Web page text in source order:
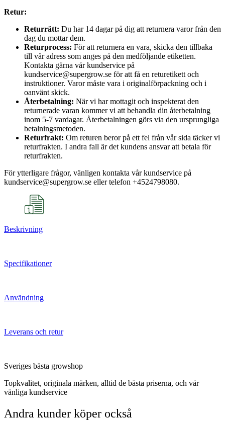
Retur:
Returrätt: Du har 14 dagar på dig att returnera varor från den
dag du mottar dem.
Returprocess: För att returnera en vara, skicka den tillbaka
till vår adress som anges på den medföljande etiketten.
Kontakta gärna vår kundservice på
kundservice@supergrow.se för att få en returetikett och
instruktioner. Varor måste vara i originalförpackning och i
oanvänt skick.
Återbetalning: När vi har mottagit och inspekterat den
returnerade varan kommer vi att behandla din återbetalning
inom 5-7 vardagar. Återbetalningen görs via den ursprungliga
betalningsmetoden.
Returfrakt: Om returen beror på ett fel från vår sida täcker vi
returfrakten. I andra fall är det kundens ansvar att betala för
returfrakten.
För ytterligare frågor, vänligen kontakta vår kundservice på
kundservice@supergrow.se eller telefon +4524798080.
Beskrivning
Specifikationer
Användning
Leverans och retur
Sveriges bästa growshop
Topkvalitet, originala märken, alltid de bästa priserna, och vår
vänliga kundservice
Andra kunder köper också